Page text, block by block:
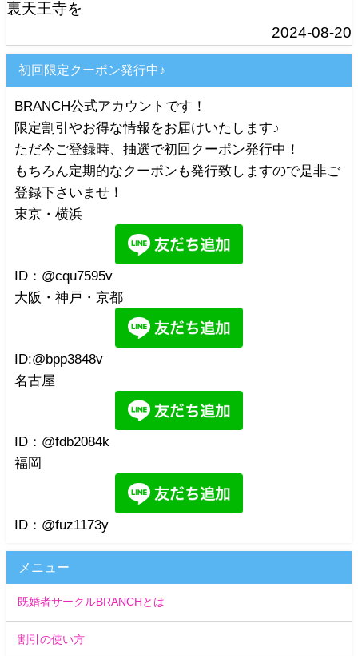
裏天王寺を
2024-08-20
初回限定クーポン発行中♪
BRANCH公式アカウントです！
限定割引やお得な情報をお届けいたします♪
ただ今ご登録時、抽選で初回クーポン発行中！
もちろん定期的なクーポンも発行致しますので是非ご
登録下さいませ！
東京・横浜
ID：@cqu7595v
大阪・神戸・京都
ID:@bpp3848v
名古屋
ID：@fdb2084k
福岡
ID：@fuz1173y
メニュー
既婚者サークルBRANCHとは
割引の使い方